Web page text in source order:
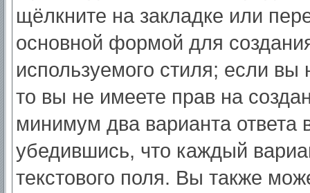
щёлкните на закладке или
основной формой для
используемого стиля; если
то вы не имеете прав на
минимум два варианта ответа
убедившись, что каждый
текстового поля. Вы также